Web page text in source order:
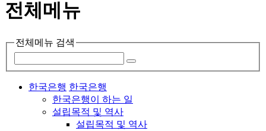
전체메뉴
전체메뉴 검색
한국은행 한국은행
한국은행이 하는 일
설립목적 및 역사
설립목적 및 역사